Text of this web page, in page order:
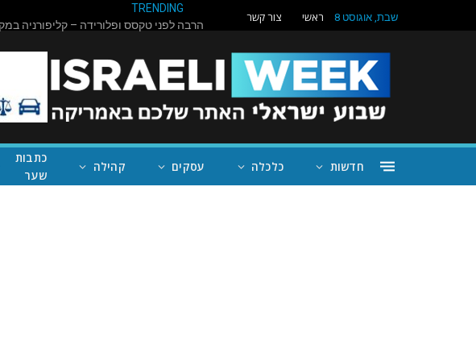
שבת, אוגוסט 8 ראשי צור קשר
TRENDING
חדשות כלכלה עסקים קהילה
כתבות
שער